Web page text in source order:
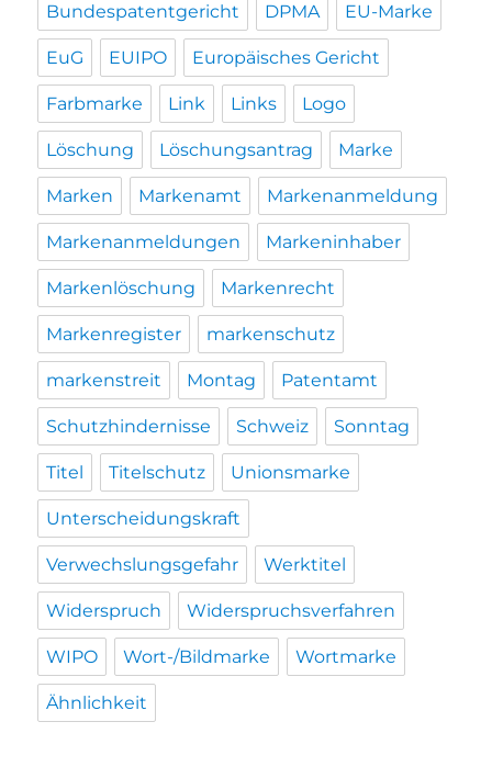
Bundespatentgericht DPMA EU-Marke
EuG EUIPO Europäisches Gericht
Farbmarke Link Links Logo
Löschung Löschungsantrag Marke
Marken Markenamt Markenanmeldung
Markenanmeldungen Markeninhaber
Markenlöschung Markenrecht
Markenregister markenschutz
markenstreit Montag Patentamt
Schutzhindernisse Schweiz Sonntag
Titel Titelschutz Unionsmarke
Unterscheidungskraft
Verwechslungsgefahr Werktitel
Widerspruch Widerspruchsverfahren
WIPO Wort-/Bildmarke Wortmarke
Ähnlichkeit